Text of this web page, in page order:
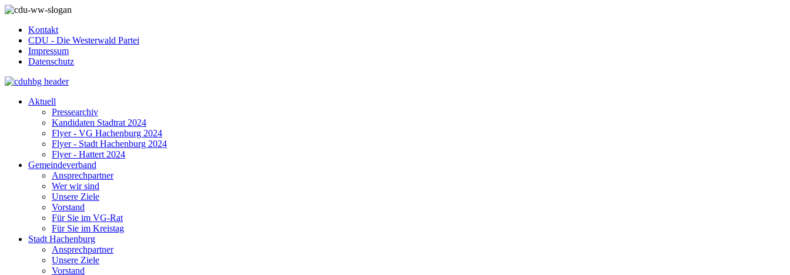
Kontakt
CDU - Die Westerwald Partei
Impressum
Datenschutz
Aktuell
Pressearchiv
Kandidaten Stadtrat 2024
Flyer - VG Hachenburg 2024
Flyer - Stadt Hachenburg 2024
Flyer - Hattert 2024
Gemeindeverband
Ansprechpartner
Wer wir sind
Unsere Ziele
Vorstand
Für Sie im VG-Rat
Für Sie im Kreistag
Stadt Hachenburg
Ansprechpartner
Unsere Ziele
Vorstand